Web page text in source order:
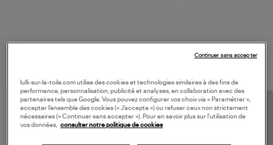
lulli-sur-la-toile.com utilise des cookies et technologies similaires à des fins de
performance, personnalisation, publicité et analyses, en collaboration avec des
partenaires tels que Google. Vous pouvez configurer vos choix via « Paramétrer »,
accepter l’ensemble des cookies (« J’accepte ») ou refuser ceux non strictement
nécessaires (« Continuer sans accepter »). Pour en savoir plus sur l’utilisation de
vos données, consulter notre politique de cookies
Continuer sans accepter